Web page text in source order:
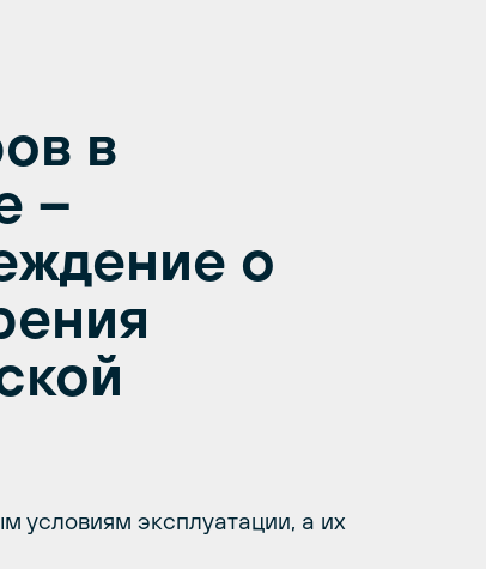
в
–
о
условиям эксплуатации, а их